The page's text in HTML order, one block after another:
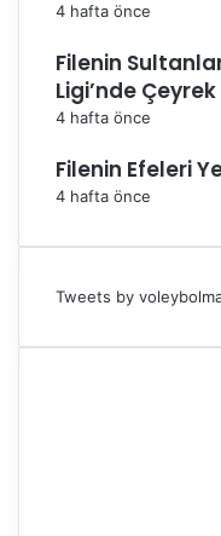
4 hafta önce
Filenin
Ligi’nde
4 hafta önce
Filenin Efeleri
4 hafta önce
Tweets by